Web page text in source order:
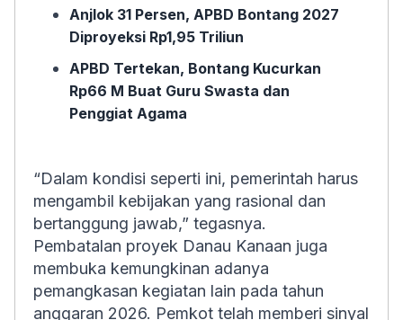
Anjlok 31 Persen, APBD Bontang 2027
Diproyeksi Rp1,95 Triliun
APBD Tertekan, Bontang Kucurkan
Rp66 M Buat Guru Swasta dan
Penggiat Agama
“Dalam kondisi seperti ini, pemerintah harus
mengambil kebijakan yang rasional dan
bertanggung jawab,” tegasnya.
Pembatalan proyek Danau Kanaan juga
membuka kemungkinan adanya
pemangkasan kegiatan lain pada tahun
anggaran 2026. Pemkot telah memberi sinyal